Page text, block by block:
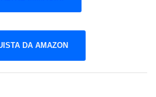
DA AMAZON